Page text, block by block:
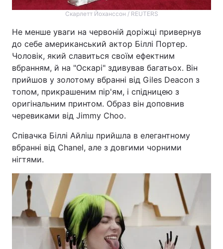
Скарлетт Йоханссон / REUTERS
Не менше уваги на червоній доріжці привернув
до себе американський актор Біллі Портер.
Чоловік, який славиться своїм ефектним
вбранням, й на "Оскарі" здивував багатьох. Він
прийшов у золотому вбранні від Giles Deacon з
топом, прикрашеним пір'ям, і спідницею з
оригінальним принтом. Образ він доповнив
черевиками від Jimmy Choo.
Співачка Біллі Айліш прийшла в елегантному
вбранні від Chanel, але з довгими чорними
нігтями.